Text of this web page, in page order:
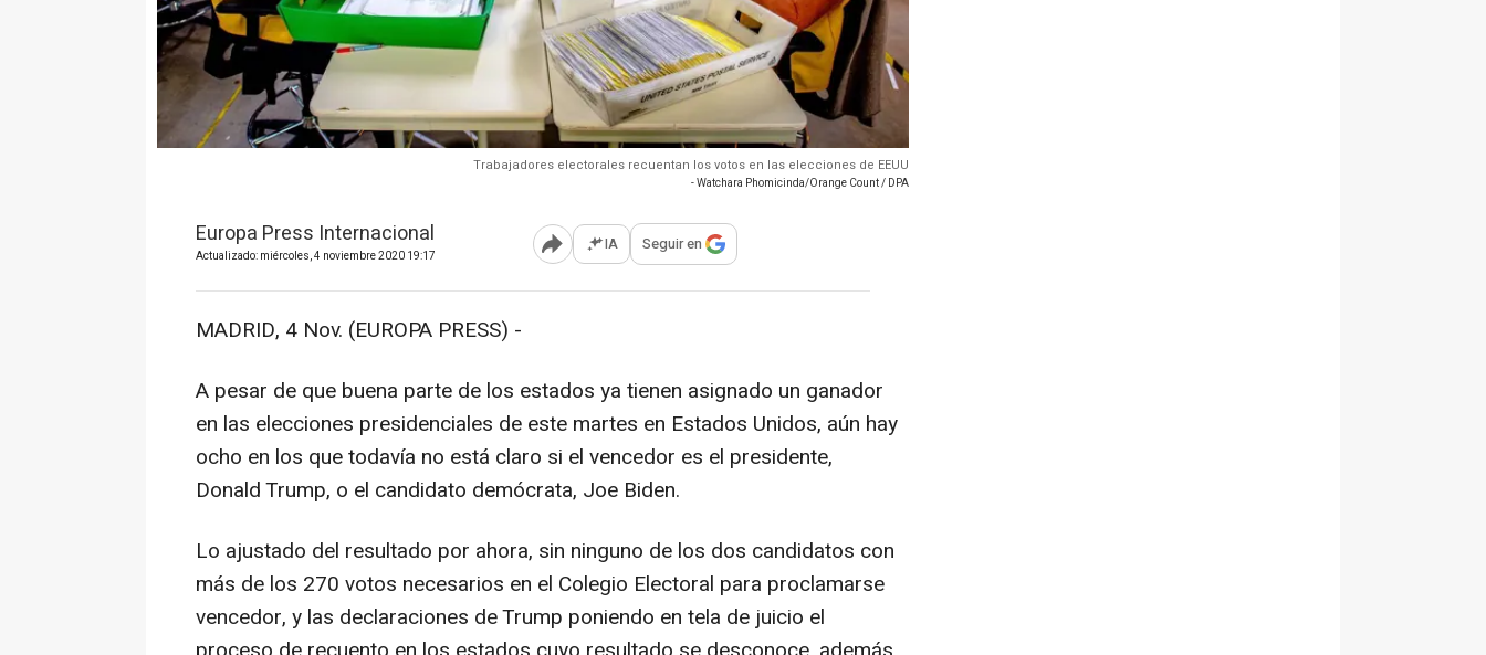
Trabajadores electorales recuentan los votos en las elecciones de EEUU
- Watchara Phomicinda/Orange Count / DPA
Europa Press Internacional
Actualizado: miércoles, 4 noviembre 2020 19:17 Abrir opciones para compartir
IA Seguir en
MADRID, 4 Nov. (EUROPA PRESS) -
A pesar de que buena parte de los estados ya tienen asignado un ganador
en las elecciones presidenciales de este martes en Estados Unidos, aún hay
ocho en los que todavía no está claro si el vencedor es el presidente,
Donald Trump, o el candidato demócrata, Joe Biden.
Lo ajustado del resultado por ahora, sin ninguno de los dos candidatos con
más de los 270 votos necesarios en el Colegio Electoral para proclamarse
vencedor, y las declaraciones de Trump poniendo en tela de juicio el